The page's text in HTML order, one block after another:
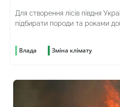
Для створення лісів півдня
підбирати породи та роками
Влада Зміна клімату